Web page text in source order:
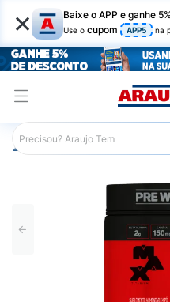
× Baixe o APP e ganhe
Use o cupom APP5 na
Araujo Nutrição